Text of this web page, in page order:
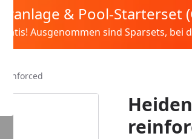
& Pool-Starterset
Ausgenommen sind Sparsets, bei
reinforced